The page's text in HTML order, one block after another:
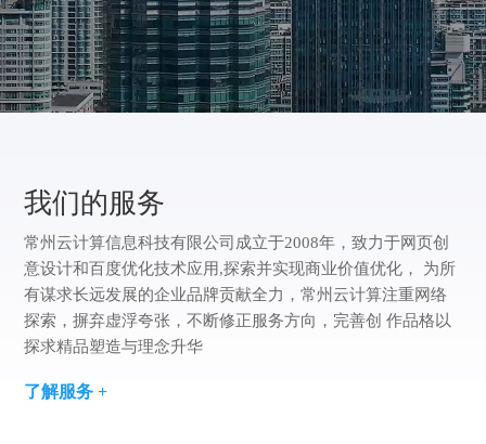
方
案
版
案
例
们
我
们
我们的服务
常州云计算信息科技有限公司成立于2008年，致力于网页创
意设计和百度优化技术应用,探索并实现商业价值优化， 为所
有谋求长远发展的企业品牌贡献全力，常州云计算注重网络
探索，摒弃虚浮夸张，不断修正服务方向，完善创 作品格以
探求精品塑造与理念升华
了解服务 +